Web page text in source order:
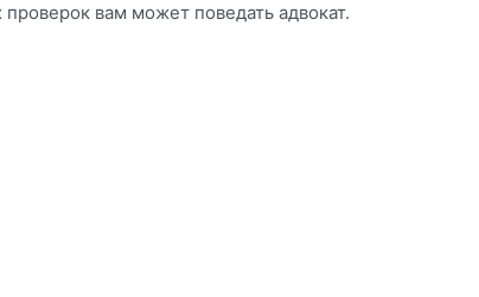
вам может поведать адвокат.